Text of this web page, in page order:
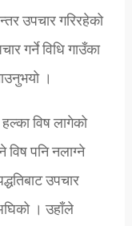
उपचार गरिरहेको
गर्ने विधि गाउँका
।
विष लागेको
पनि नलाग्ने
उपचार
। उहाँले